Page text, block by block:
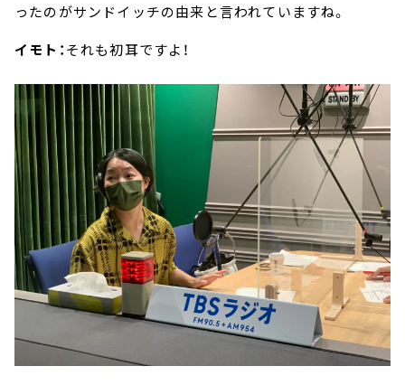
ったのがサンドイッチの由来と言われていますね。
イモト：それも初耳ですよ！